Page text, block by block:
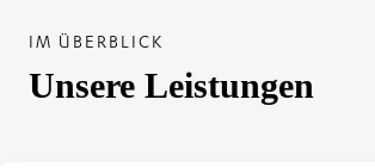
IM ÜBERBLICK
Unsere Leistungen